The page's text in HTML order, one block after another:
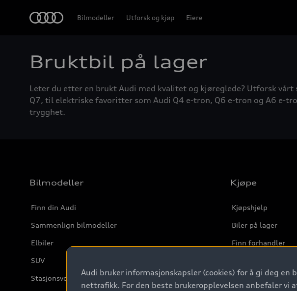
Bilmodeller Utforsk og kjøp Eiere
Bruktbil på lager
Leter du etter en brukt Audi med kvalitet og kjøreglede? Utforsk
Q7, til elektriske favoritter som Audi Q4 e-tron, Q6 e-tron og A6 e-
trygghet.
Bilmodeller
Finn din Audi
Sammenlign bilmodeller
Elbiler
SUV
Stasjonsvogn
Kjøpe
Kjøpshjelp
Biler på lager
Finn forhandler
Kontakt forhandler
Audi bruker informasjonskapsler (cookies) for å gi deg
nettrafikk. For den beste brukeropplevelsen anbefaler vi